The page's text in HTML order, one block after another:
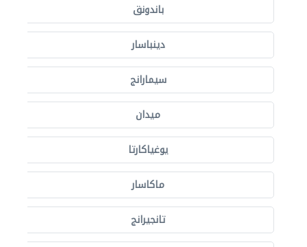
باندونق
دينباسار
سيمارانج
ميدان
يوغياكارتا
ماكاسار
تانجيرانج